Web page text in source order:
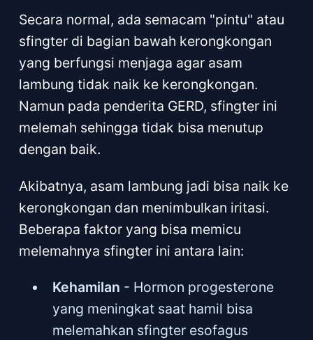
Secara normal, ada semacam "pintu" atau
sfingter di bagian bawah kerongkongan
yang berfungsi menjaga agar asam
lambung tidak naik ke kerongkongan.
Namun pada penderita GERD, sfingter ini
melemah sehingga tidak bisa menutup
dengan baik.
Akibatnya, asam lambung jadi bisa naik ke
kerongkongan dan menimbulkan iritasi.
Beberapa faktor yang bisa memicu
melemahnya sfingter ini antara lain:
Kehamilan - Hormon progesterone
yang meningkat saat hamil bisa
melemahkan sfingter esofagus